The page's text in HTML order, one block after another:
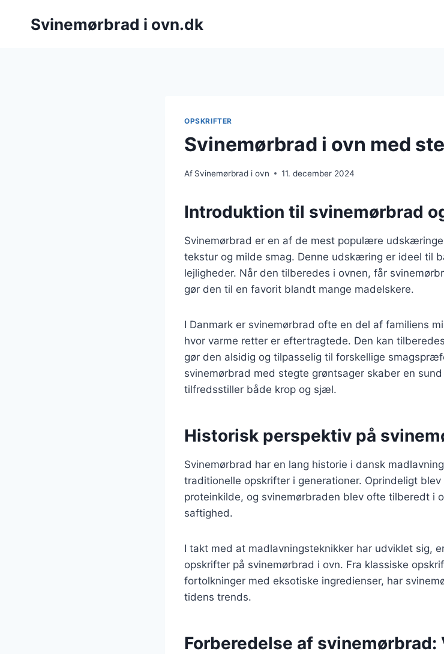
Svinemørbrad i ovn.dk
OPSKRIFTER
Svinemørbrad i ovn med
Af Svinemørbrad i ovn 11. december 2024
Introduktion til svinemørbrad
Svinemørbrad er en af de mest populære
tekstur og milde smag. Denne udskæring er ideel til
lejligheder. Når den tilberedes i ovnen, får
gør den til en favorit blandt mange madelskere.
I Danmark er svinemørbrad ofte en del af familiens
hvor varme retter er eftertragtede. Den kan
gør den alsidig og tilpasselig til forskellige
svinemørbrad med stegte grøntsager skaber en
tilfredsstiller både krop og sjæl.
Historisk perspektiv på
Svinemørbrad har en lang historie i dansk
traditionelle opskrifter i generationer. Oprindeligt
proteinkilde, og svinemørbraden blev ofte tilberedt i
saftighed.
I takt med at madlavningsteknikker har udviklet sig,
opskrifter på svinemørbrad i ovn. Fra klassiske
fortolkninger med eksotiske ingredienser, har
tidens trends.
Forberedelse af